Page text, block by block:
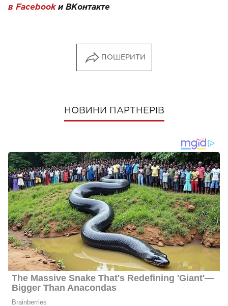
в Facebookи ВКонтакте
ПОШЕРИТИ
НОВИНИ ПАРТНЕРІВ